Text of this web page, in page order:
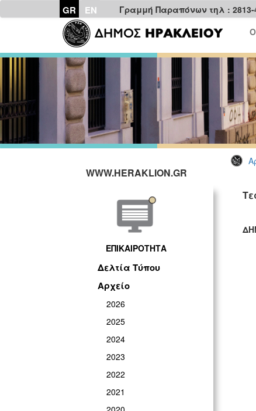
GR EN Γραμμή Παραπόνων τηλ : 2813-
WWW.HERAKLION.GR
ΕΠΙΚΑΙΡΟΤΗΤΑ
Δελτία Τύπου
Αρχείο
2026
2025
2024
2023
2022
2021